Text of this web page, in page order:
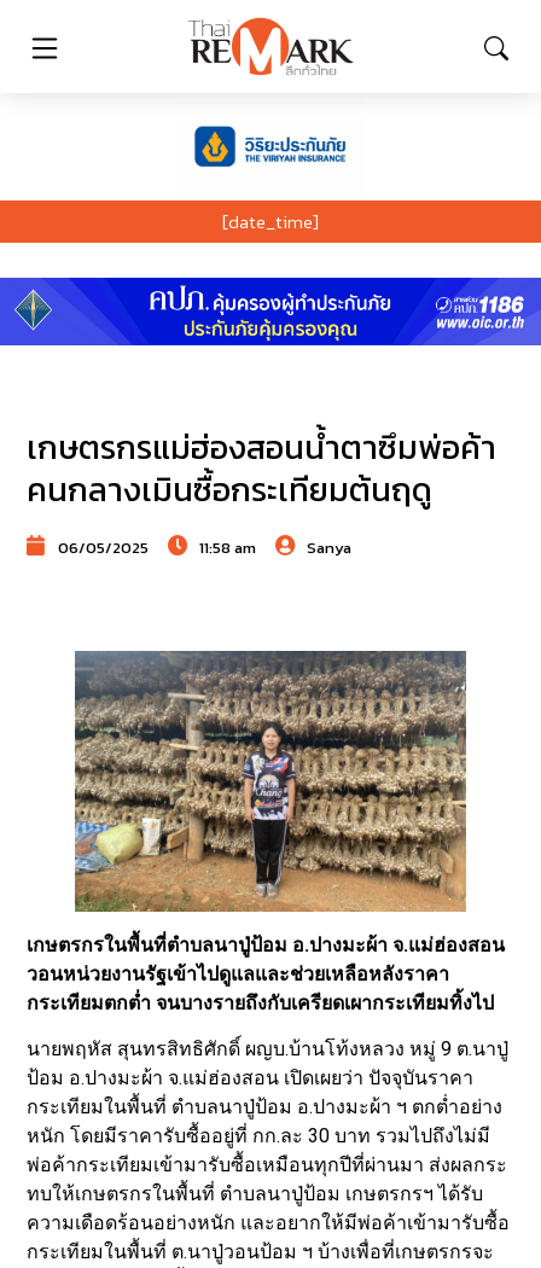
[date_time]
เกษตรกรแม่ฮ่องสอนน้ำตาซึมพ่อค้า
คนกลางเมินซื้อกระเทียมต้นฤดู
06/05/2025 11:58 am Sanya
เกษตรกรในพื้นที่ตำบลนาปู่ป้อม อ.ปางมะผ้า จ.แม่ฮ่องสอน
วอนหน่วยงานรัฐเข้าไปดูแลและช่วยเหลือหลังราคา
กระเทียมตกต่ำ จนบางรายถึงกับเครียดเผากระเทียมทิ้งไป
นายพฤหัส สุนทรสิทธิศักดิ์ ผญบ.บ้านโท้งหลวง หมู่ 9 ต.นาปู่
ป้อม อ.ปางมะผ้า จ.แม่ฮ่องสอน เปิดเผยว่า ปัจจุบันราคา
กระเทียมในพื้นที่ ตำบลนาปู่ป้อม อ.ปางมะผ้า ฯ ตกต่ำอย่าง
หนัก โดยมีราคารับซื้ออยู่ที่ กก.ละ 30 บาท รวมไปถึงไม่มี
พ่อค้ากระเทียมเข้ามารับซื้อเหมือนทุกปีที่ผ่านมา ส่งผลกระ
ทบให้เกษตรกรในพื้นที่ ตำบลนาปู่ป้อม เกษตรกรฯ ได้รับ
ความเดือดร้อนอย่างหนัก และอยากให้มีพ่อค้าเข้ามารับซื้อ
กระเทียมในพื้นที่ ต.นาปู่วอนป้อม ฯ บ้างเพื่อที่เกษตรกรจะ